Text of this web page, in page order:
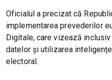
Oficialul a precizat că
implementarea prevederilor
Digitale, care vizează
datelor și utilizarea
electoral.